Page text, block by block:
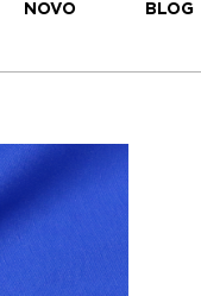
NOVO BLOG